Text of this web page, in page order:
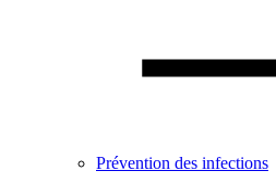
Prévention des infections